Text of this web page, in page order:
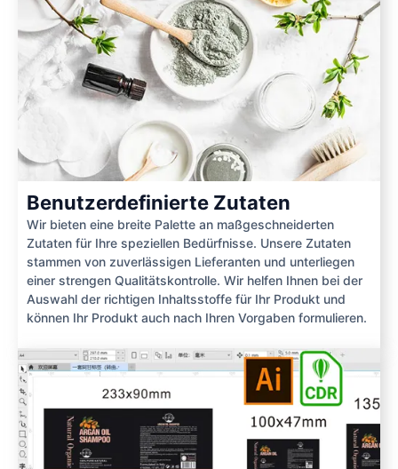
Benutzerdefinierte Zutaten
Wir bieten eine breite Palette an maßgeschneiderten
Zutaten für Ihre speziellen Bedürfnisse. Unsere Zutaten
stammen von zuverlässigen Lieferanten und unterliegen
einer strengen Qualitätskontrolle. Wir helfen Ihnen bei der
Auswahl der richtigen Inhaltsstoffe für Ihr Produkt und
können Ihr Produkt auch nach Ihren Vorgaben formulieren.